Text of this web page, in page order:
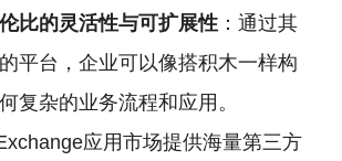
比的灵活性与可扩展性 ：通过其
平台，企业可以像搭积木一样构
复杂的业务流程和应用。
应用市场提供海量第三方